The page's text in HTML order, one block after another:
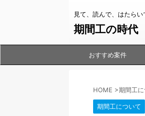
見て、読んで、はたら
期間工の時代
おすすめ案件
HOME >期間工
期間工について